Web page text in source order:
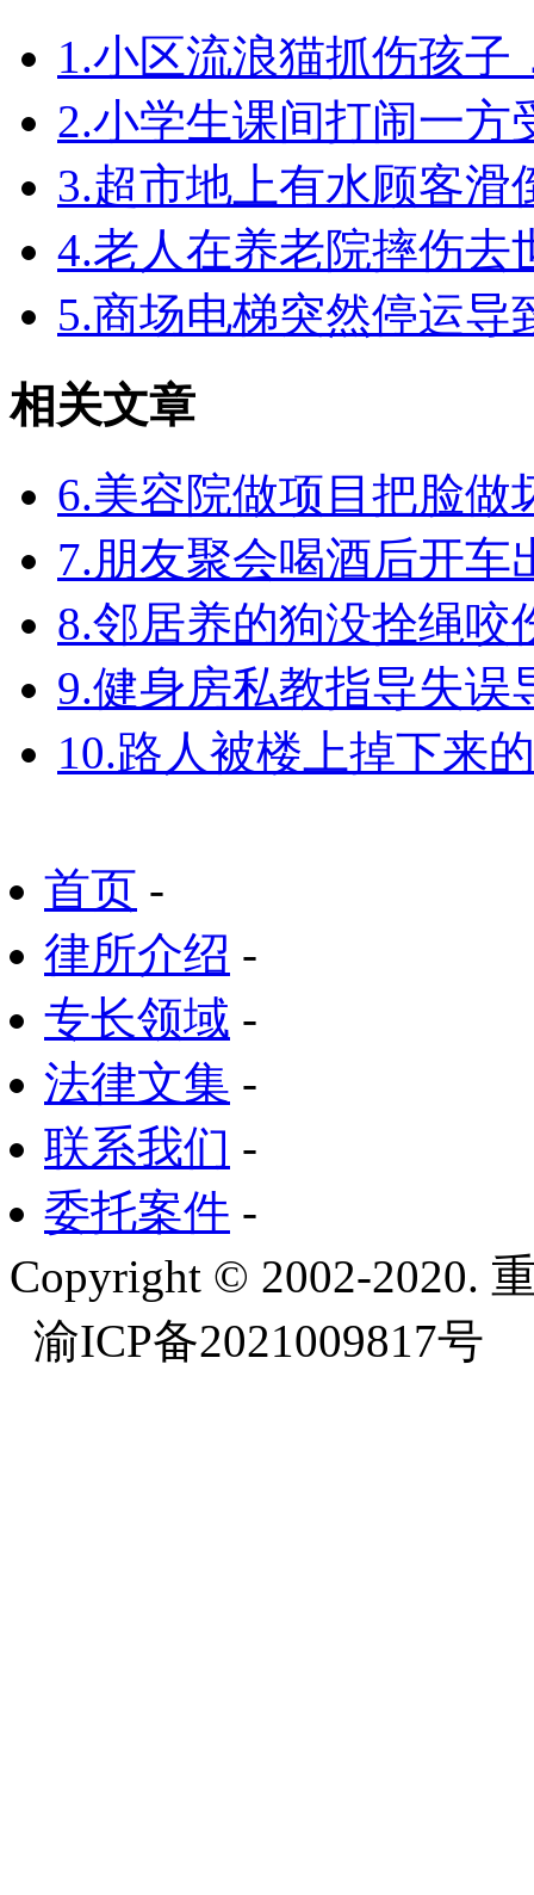
1.小区流浪猫抓伤孩子
2.小学生课间打闹一
3.超市地上有水顾客
4.老人在养老院摔伤去
5.商场电梯突然停运
相关文章
6.美容院做项目把脸做
7.朋友聚会喝酒后开
8.邻居养的狗没拴绳
9.健身房私教指导失
10.路人被楼上掉下来
首页 -
律所介绍 -
专长领域 -
法律文集 -
联系我们 -
委托案件 -
Copyright © 2002-2020.
渝ICP备2021009817号